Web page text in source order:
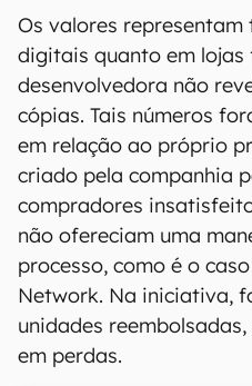
Os valores
digitais quanto em lojas
desenvolvedora não
cópias. Tais números
em relação ao próprio
criado pela companhia
compradores
não ofereciam uma
processo, como é o
Network. Na iniciativa,
unidades
em perdas.